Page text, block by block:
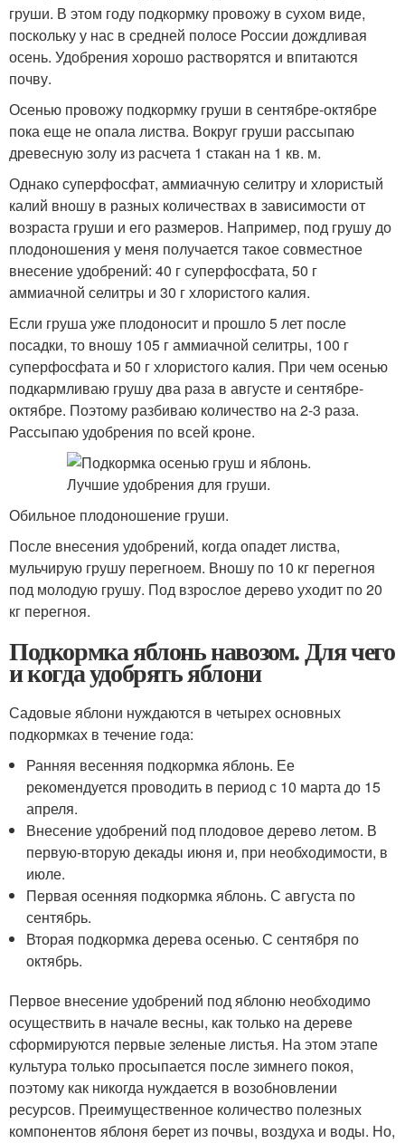
груши. В этом году подкормку провожу в сухом виде,
поскольку у нас в средней полосе России дождливая
осень. Удобрения хорошо растворятся и впитаются
почву.
Осенью провожу подкормку груши в сентябре-октябре
пока еще не опала листва. Вокруг груши рассыпаю
древесную золу из расчета 1 стакан на 1 кв. м.
Однако суперфосфат, аммиачную селитру и хлористый
калий вношу в разных количествах в зависимости от
возраста груши и его размеров. Например, под грушу до
плодоношения у меня получается такое совместное
внесение удобрений: 40 г суперфосфата, 50 г
аммиачной селитры и 30 г хлористого калия.
Если груша уже плодоносит и прошло 5 лет после
посадки, то вношу 105 г аммиачной селитры, 100 г
суперфосфата и 50 г хлористого калия. При чем осенью
подкармливаю грушу два раза в августе и сентябре-
октябре. Поэтому разбиваю количество на 2-3 раза.
Рассыпаю удобрения по всей кроне.
Обильное плодоношение груши.
После внесения удобрений, когда опадет листва,
мульчирую грушу перегноем. Вношу по 10 кг перегноя
под молодую грушу. Под взрослое дерево уходит по 20
кг перегноя.
Подкормка яблонь навозом. Для чего
и когда удобрять яблони
Садовые яблони нуждаются в четырех основных
подкормках в течение года:
Ранняя весенняя подкормка яблонь. Ее
рекомендуется проводить в период с 10 марта до 15
апреля.
Внесение удобрений под плодовое дерево летом. В
первую-вторую декады июня и, при необходимости, в
июле.
Первая осенняя подкормка яблонь. С августа по
сентябрь.
Вторая подкормка дерева осенью. С сентября по
октябрь.
Первое внесение удобрений под яблоню необходимо
осуществить в начале весны, как только на дереве
сформируются первые зеленые листья. На этом этапе
культура только просыпается после зимнего покоя,
поэтому как никогда нуждается в возобновлении
ресурсов. Преимущественное количество полезных
компонентов яблоня берет из почвы, воздуха и воды. Но,